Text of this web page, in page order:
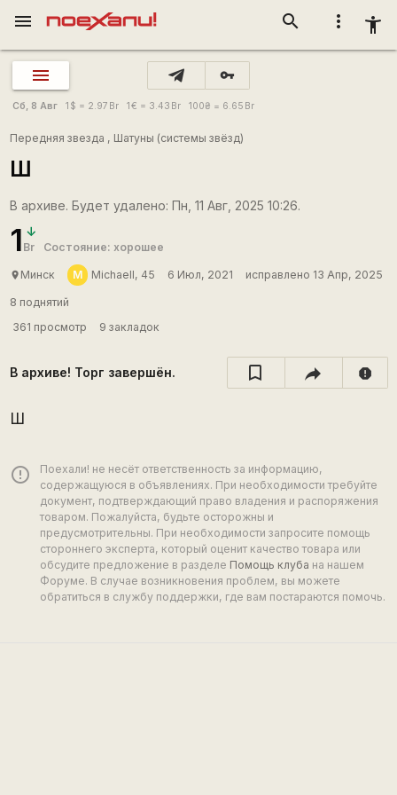
more_vert accessibility_new
search
menu
vpn_key
Сб, 8 Авг 1 $ = 2.97 Br 1€ = 3.43 Br 100₴ = 6.65 Br
Передняя звезда , Шатуны (системы звёзд)
Ш
В архиве. Будет удалено: Пн, 11 Авг, 2025 10:26.
1 Br Состояние: хорошее
place Минск M Michaell, 45 6 Июл, 2021 исправлено 13 Апр, 2025
8 поднятий
361 просмотр
9 закладок
В архиве! Торг завершён. report
Ш
error_outline
Поехали! не несёт ответственность за информацию,
содержащуюся в объявлениях. При необходимости требуйте
документ, подтверждающий право владения и распоряжения
товаром. Пожалуйста, будьте осторожны и
предусмотрительны. При необходимости запросите помощь
стороннего эксперта, который оценит качество товара или
обсудите предложение в разделе Помощь клуба на нашем
Форуме. В случае возникновения проблем, вы можете
обратиться в службу поддержки, где вам постараются помочь.